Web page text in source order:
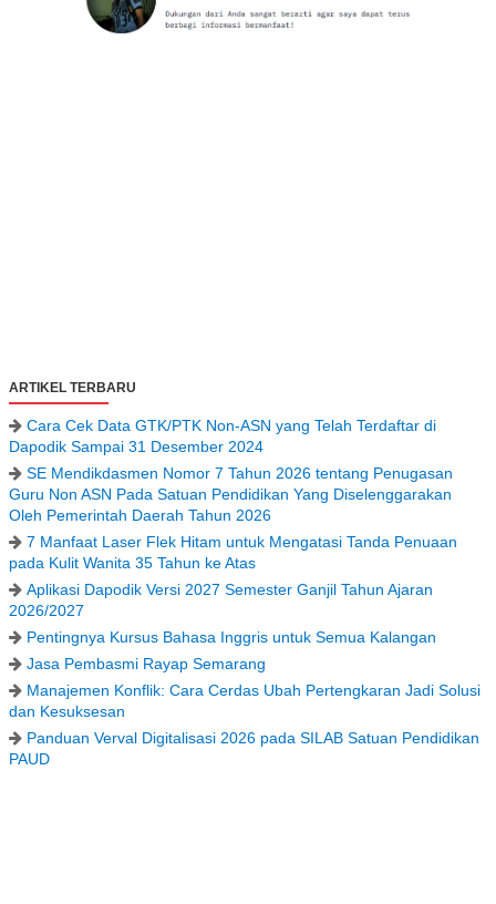
ARTIKEL TERBARU
Cara Cek Data GTK/PTK Non-ASN yang Telah Terdaftar di
Dapodik Sampai 31 Desember 2024
SE Mendikdasmen Nomor 7 Tahun 2026 tentang Penugasan
Guru Non ASN Pada Satuan Pendidikan Yang Diselenggarakan
Oleh Pemerintah Daerah Tahun 2026
7 Manfaat Laser Flek Hitam untuk Mengatasi Tanda Penuaan
pada Kulit Wanita 35 Tahun ke Atas
Aplikasi Dapodik Versi 2027 Semester Ganjil Tahun Ajaran
2026/2027
Pentingnya Kursus Bahasa Inggris untuk Semua Kalangan
Jasa Pembasmi Rayap Semarang
Manajemen Konflik: Cara Cerdas Ubah Pertengkaran Jadi Solusi
dan Kesuksesan
Panduan Verval Digitalisasi 2026 pada SILAB Satuan Pendidikan
PAUD